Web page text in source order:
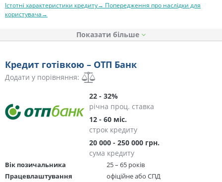
Істотні характеристики кредиту→ Попередження про наслідки для
користувача→
Показати
Кредит готівкою – ОТП Банк
Додати у порівняння:
22 - 32%
річна проц. ставка
12 - 60 міс.
строк кредиту
20 000 - 250 000 грн.
сума кредиту
Вік позичальника
25 – 65 років
Працевлаштування
офіційне або СПД